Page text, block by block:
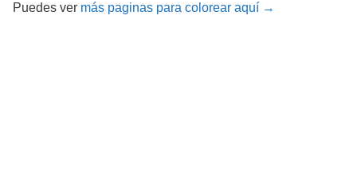
Puedes ver más paginas para colorear aquí →